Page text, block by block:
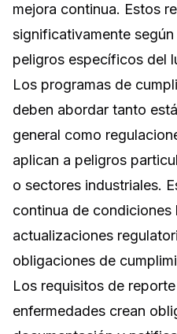
mejora continua. Estos
significativamente
peligros específicos del
Los programas de
deben abordar tanto
general como
aplican a peligros
o sectores industriales.
continua de condiciones
actualizaciones
obligaciones de
Los requisitos de
enfermedades crean